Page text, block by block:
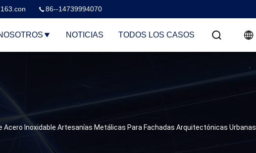
86--14739994070
NOTICIAS TODOS LOS CASOS
Acero Inoxidable Artesanías Metálicas Para Fachadas Arquitectónicas Urbanas